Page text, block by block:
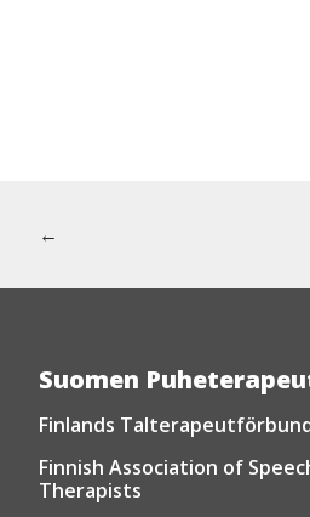
selaus
←
Suomen
Finlands
Finnish Association of
Therapists